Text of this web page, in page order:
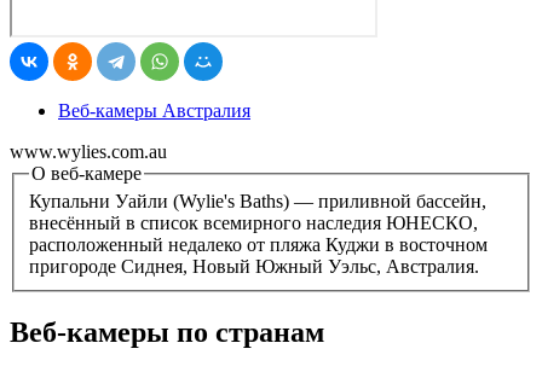
Веб-камеры Австралия
www.wylies.com.au
О веб-камере
Купальни Уайли (Wylie's Baths) — приливной бассейн,
внесённый в список всемирного наследия ЮНЕСКО,
расположенный недалеко от пляжа Куджи в восточном
пригороде Сиднея, Новый Южный Уэльс, Австралия.
Веб-камеры по странам